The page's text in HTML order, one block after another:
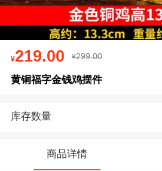
219.00 299.00
黄铜福字金钱鸡摆件
库存数量
商品详情